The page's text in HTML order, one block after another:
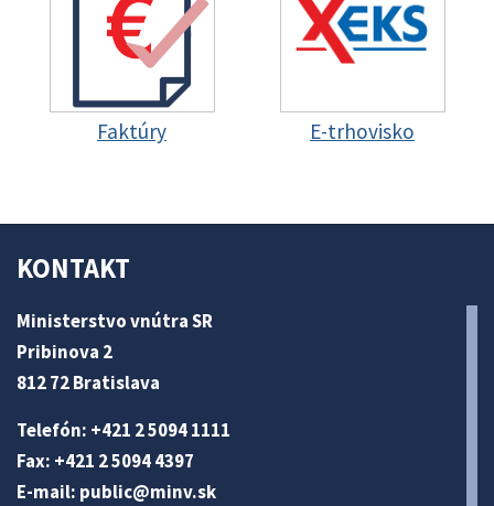
Faktúry E-trhovisko
KONTAKT
Ministerstvo vnútra SR
Pribinova 2
812 72 Bratislava
Telefón: +421 2 5094 1111
Fax: +421 2 5094 4397
E-mail: public@minv.sk